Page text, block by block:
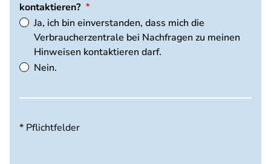
kontaktieren?
Ja, ich bin einverstanden, dass mich die
Verbraucherzentrale bei Nachfragen zu meinen
Hinweisen kontaktieren darf.
Nein.
* Pflichtfelder